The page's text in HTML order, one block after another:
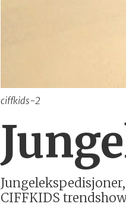
ciffkids-2
CIFFKIDS